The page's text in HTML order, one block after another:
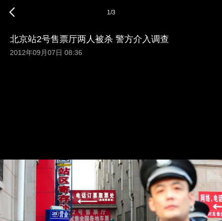
1/3
北京站2号售票厅两人被杀 警方介入调查
2012年09月07日 08:36